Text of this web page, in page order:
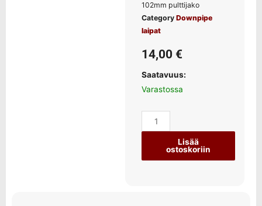
102mm pulttijako
Category Downpipe
laipat
14,00 €
Saatavuus:
Varastossa
Lisää
ostoskoriin